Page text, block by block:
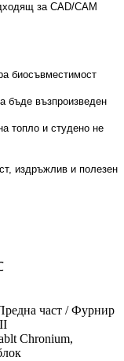
за CAD/CAM
биосъвместимост
бъде възпроизведен
топло и студено не
издръжлив и полезен
част / Фурнир
Chronium,